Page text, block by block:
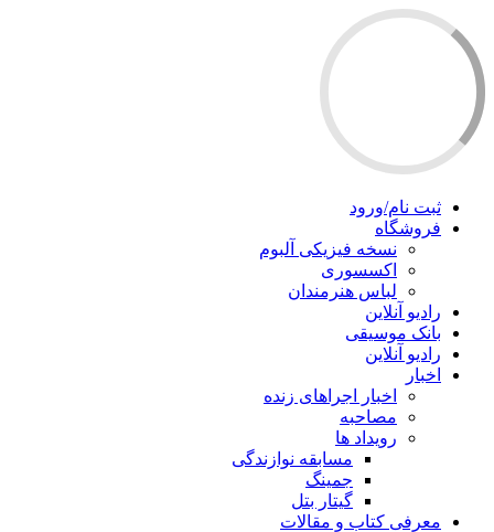
ثبت نام/ورود
فروشگاه
نسخه فیزیکی آلبوم
اکسسوری
لباس هنرمندان
رادیو آنلاین
بانک موسیقی
رادیو آنلاین
اخبار
اخبار اجراهای زنده
مصاحبه
رویداد ها
مسابقه نوازندگی
جمینگ
گیتار بتل
معرفی کتاب و مقالات